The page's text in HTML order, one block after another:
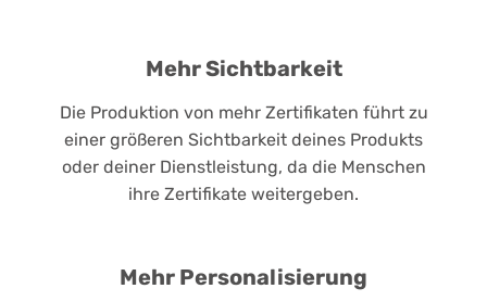
Mehr Sichtbarkeit
Die Produktion von mehr Zertifikaten führt zu
einer größeren Sichtbarkeit deines Produkts
oder deiner Dienstleistung, da die Menschen
ihre Zertifikate weitergeben.
Mehr Personalisierung